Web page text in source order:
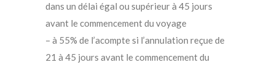
dans un délai égal ou supérieur à 45 jours
avant le commencement du voyage
– à 55% de l’acompte si l’annulation reçue de
21 à 45 jours avant le commencement du